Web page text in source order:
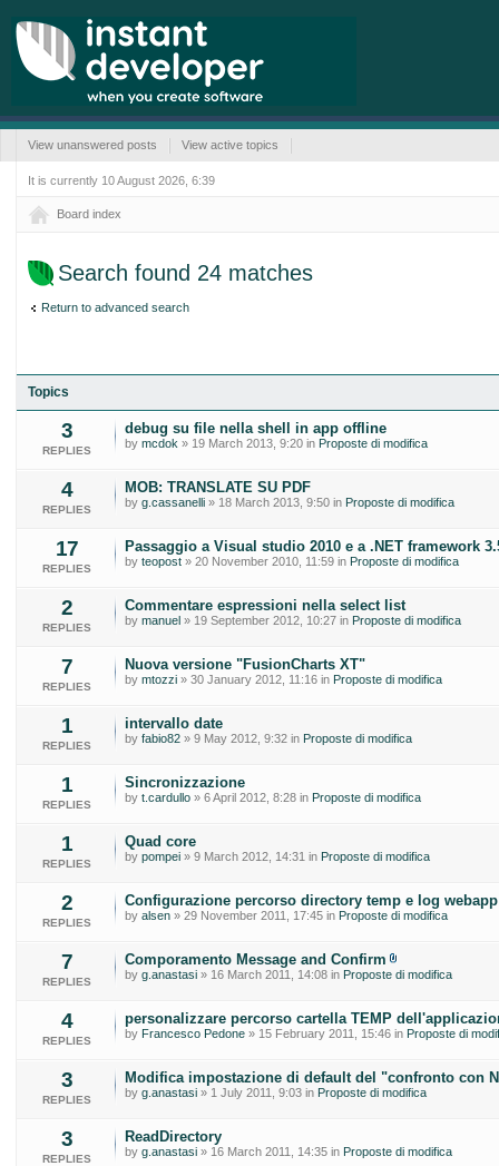
View unanswered posts View active topics
It is currently 10 August 2026, 6:39
Board index
Search found 24 matches
Return to advanced search
Topics
3
REPLIES
debug su file nella shell in app offline
by mcdok » 19 March 2013, 9:20 in Proposte di modifica
4
REPLIES
MOB: TRANSLATE SU PDF
by g.cassanelli» 18 March 2013, 9:50 in Proposte di modifica
17
REPLIES
Passaggio a Visual studio 2010 e a .NET framework
by teopost» 20 November 2010, 11:59 in Proposte di modifica
2
REPLIES
Commentare espressioni nella select list
by manuel» 19 September 2012, 10:27 in Proposte di modifica
7
REPLIES
Nuova versione "FusionCharts XT"
by mtozzi» 30 January 2012, 11:16 in Proposte di modifica
1
REPLIES
intervallo date
by fabio82» 9 May 2012, 9:32 in Proposte di modifica
1
REPLIES
Sincronizzazione
by t.cardullo» 6 April 2012, 8:28 in Proposte di modifica
1
REPLIES
Quad core
by pompei» 9 March 2012, 14:31 in Proposte di modifica
2
REPLIES
Configurazione percorso directory temp e log webapp
by alsen» 29 November 2011, 17:45 in Proposte di modifica
7
REPLIES
Comporamento Message and Confirm
by g.anastasi» 16 March 2011, 14:08 in Proposte di modifica
4
REPLIES
personalizzare percorso cartella TEMP
by Francesco Pedone» 15 February 2011, 15:46 in Proposte di
3
REPLIES
Modifica impostazione di default del "confronto con
by g.anastasi» 1 July 2011, 9:03 in Proposte di modifica
3
REPLIES
ReadDirectory
by g.anastasi» 16 March 2011, 14:35 in Proposte di modifica